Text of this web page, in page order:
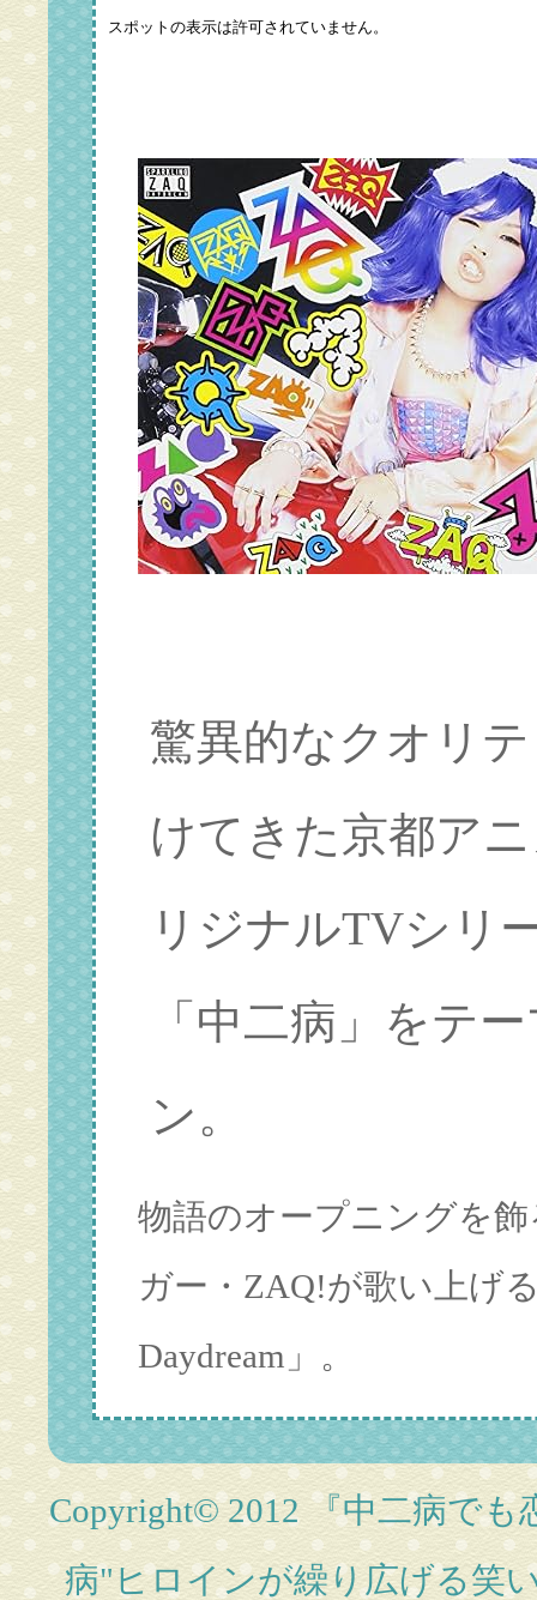
驚異的なクオリ
けてきた京都ア
リジナルTVシリ
「中二病」をテ
ン。
物語のオープニングを
ガー・ZAQ!が歌い上げ
Daydream」。
Copyright© 2012 『中二病でも
病"ヒロインが繰り広げる笑